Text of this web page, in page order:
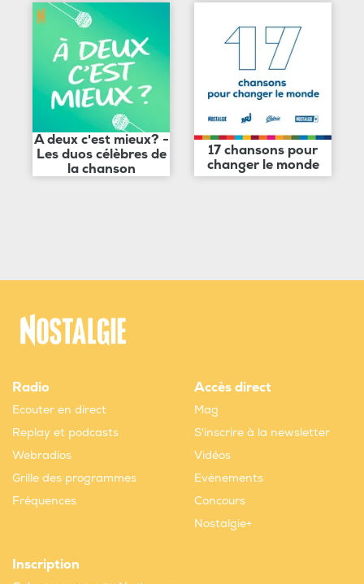
A deux c'est mieux? -
Les duos célèbres de
la chanson
17 chansons pour
changer le monde
Radio
Ecouter en direct
Replay et podcasts
Webradios
Grille des programmes
Fréquences
Accès direct
Mag
S'inscrire à la newsletter
Vidéos
Evènements
Concours
Nostalgie+
Inscription